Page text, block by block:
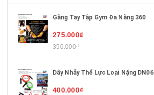
Găng Tay Tập Gym Đa Năng 360
275.000₫
350.000₫
Dây Nhảy Thể Lực Loại Nặng DN06
400.000₫